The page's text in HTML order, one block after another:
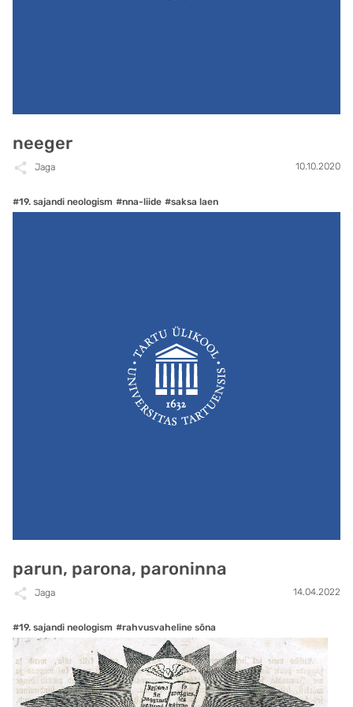
neeger
Jaga 10.10.2020
#19. sajandi neologism #nna-liide #saksa laen
parun, parona, paroninna
Jaga 14.04.2022
#19. sajandi neologism #rahvusvaheline sõna